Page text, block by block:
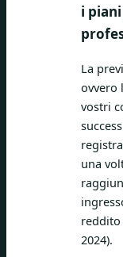
i
La
ovvero
vostri
una
2024).